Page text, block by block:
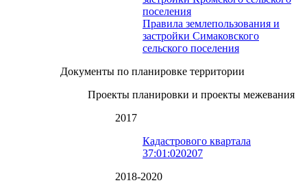
поселения
Правила землепользования и
застройки Симаковского
сельского поселения
Документы по планировке территории
Проекты планировки и проекты межевания
2017
Кадастрового квартала
37:01:020207
2018-2020